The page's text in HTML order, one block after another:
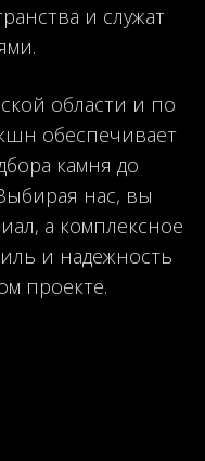
и служат
области и по
обеспечивает
камня до
нас, вы
а комплексное
и надежность
проекте.